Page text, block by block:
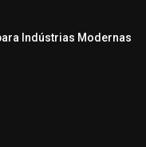
Indústrias Modernas